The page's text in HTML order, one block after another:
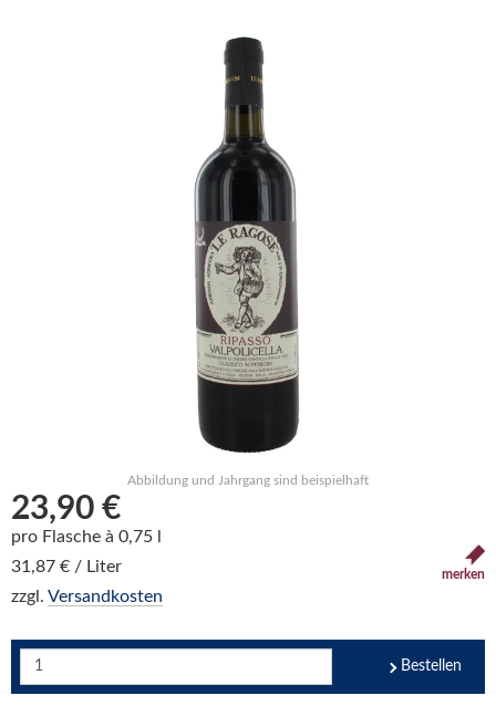
Abbildung und Jahrgang sind beispielhaft
23,90 €
pro Flasche à 0,75 l
31,87 € / Liter
zzgl. Versandkosten
merken
Bestellen